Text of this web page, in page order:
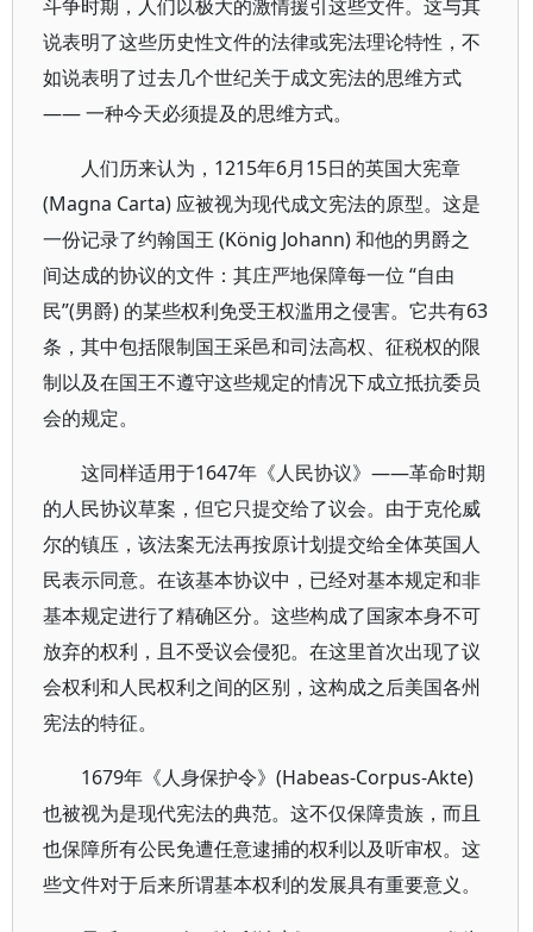
斗争时期，人们以极大的激情援引这些文件。这与其
说表明了这些历史性文件的法律或宪法理论特性，不
如说表明了过去几个世纪关于成文宪法的思维方式
—— 一种今天必须提及的思维方式。
人们历来认为，1215年6月15日的英国大宪章
(Magna Carta) 应被视为现代成文宪法的原型。这是
一份记录了约翰国王 (König Johann) 和他的男爵之
间达成的协议的文件：其庄严地保障每一位 “自由
民”(男爵) 的某些权利免受王权滥用之侵害。它共有63
条，其中包括限制国王采邑和司法高权、征税权的限
制以及在国王不遵守这些规定的情况下成立抵抗委员
会的规定。
这同样适用于1647年《人民协议》——革命时期
的人民协议草案，但它只提交给了议会。由于克伦威
尔的镇压，该法案无法再按原计划提交给全体英国人
民表示同意。在该基本协议中，已经对基本规定和非
基本规定进行了精确区分。这些构成了国家本身不可
放弃的权利，且不受议会侵犯。在这里首次出现了议
会权利和人民权利之间的区别，这构成之后美国各州
宪法的特征。
1679年《人身保护令》(Habeas-Corpus-Akte)
也被视为是现代宪法的典范。这不仅保障贵族，而且
也保障所有公民免遭任意逮捕的权利以及听审权。这
些文件对于后来所谓基本权利的发展具有重要意义。